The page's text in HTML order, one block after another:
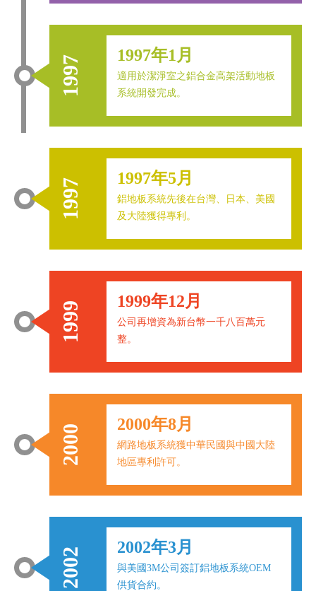
1997 1997年1月
適用於潔淨室之鋁合金高架活動地板
系統開發完成。
1997 1997年5月
鋁地板系統先後在台灣、日本、美國
及大陸獲得專利。
1999 1999年12月
公司再增資為新台幣一千八百萬元
整。
2000 2000年8月
網路地板系統獲中華民國與中國大陸
地區專利許可。
2002 2002年3月
與美國3M公司簽訂鋁地板系統OEM
供貨合約。